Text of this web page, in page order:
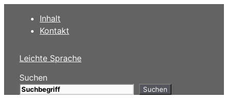
springen
Inhalt
Kontakt
Leichte Sprache
Suchen
Suchen